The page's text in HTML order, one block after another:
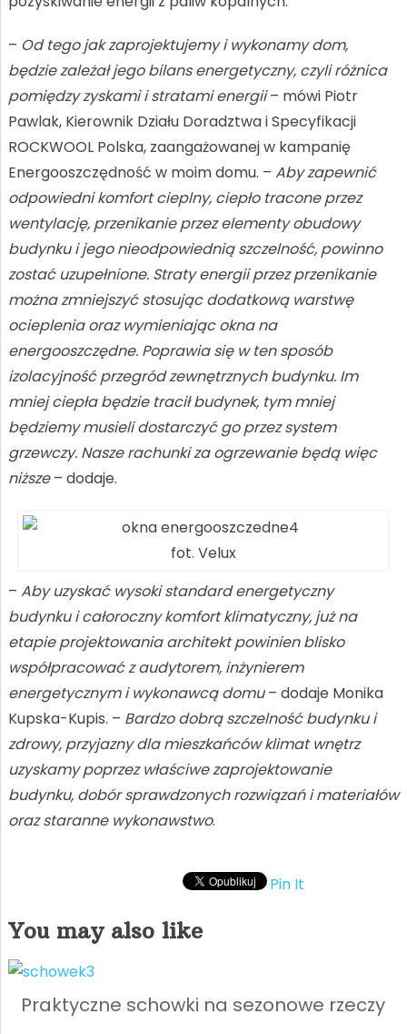
– Od tego jak zaprojektujemy i wykonamy dom,
będzie zależał jego bilans energetyczny, czyli różnica
pomiędzy zyskami i stratami energii– mówi Piotr
Pawlak, Kierownik Działu Doradztwa i Specyfikacji
ROCKWOOL Polska, zaangażowanej w kampanię
Energooszczędność w moim domu. – Aby zapewnić
odpowiedni komfort cieplny, ciepło tracone przez
wentylację, przenikanie przez elementy obudowy
budynku i jego nieodpowiednią szczelność, powinno
zostać uzupełnione. Straty energii przez przenikanie
można zmniejszyć stosując dodatkową warstwę
ocieplenia oraz wymieniając okna na
energooszczędne. Poprawia się w ten sposób
izolacyjność przegród zewnętrznych budynku. Im
mniej ciepła będzie tracił budynek, tym mniej
będziemy musieli dostarczyć go przez system
grzewczy. Nasze rachunki za ogrzewanie będą więc
niższe– dodaje.
fot. Velux
– Aby uzyskać wysoki standard energetyczny
budynku i całoroczny komfort klimatyczny, już na
etapie projektowania architekt powinien blisko
współpracować z audytorem, inżynierem
energetycznym i wykonawcą domu– dodaje Monika
Kupska-Kupis. – Bardzo dobrą szczelność budynku i
zdrowy, przyjazny dla mieszkańców klimat wnętrz
uzyskamy poprzez właściwe zaprojektowanie
budynku, dobór sprawdzonych rozwiązań i materiałów
oraz staranne wykonawstwo.
Pin It
You may also like
Praktyczne schowki na sezonowe rzeczy